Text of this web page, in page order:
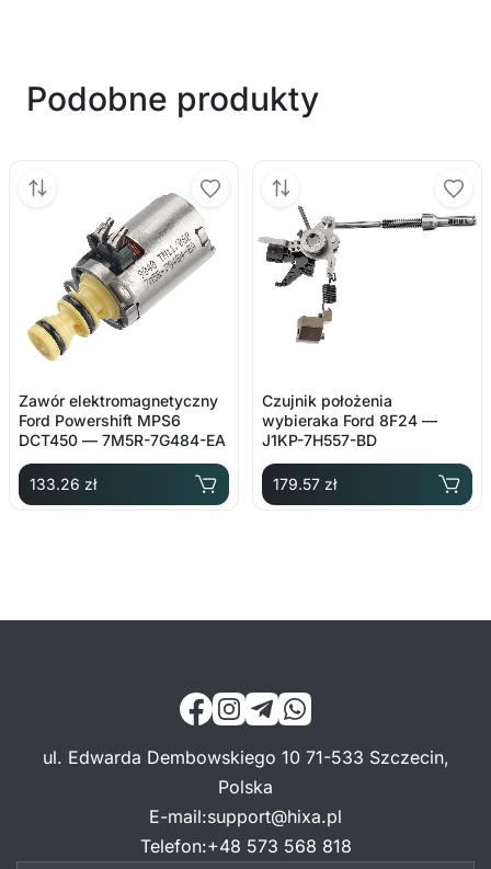
Podobne produkty
Zawór elektromagnetyczny
Ford Powershift MPS6
DCT450 — 7M5R-7G484-EA
133.26 zł
Czujnik położenia
wybieraka Ford 8F24 —
J1KP-7H557-BD
179.57 zł
ul. Edwarda Dembowskiego 10 71-533 Szczecin,
Polska
E-mail:support@hixa.pl
Telefon:+48 573 568 818